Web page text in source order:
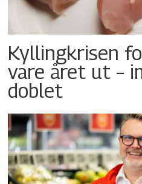
Kyllingkrisen
vare året ut –
doblet